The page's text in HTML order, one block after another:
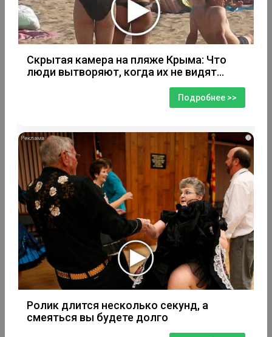
Скрытая камера на пляже Крыма: Что
люди вытворяют, когда их не видят...
Подробнее >>
i
Ролик длится несколько секунд, а
смеяться вы будете долго